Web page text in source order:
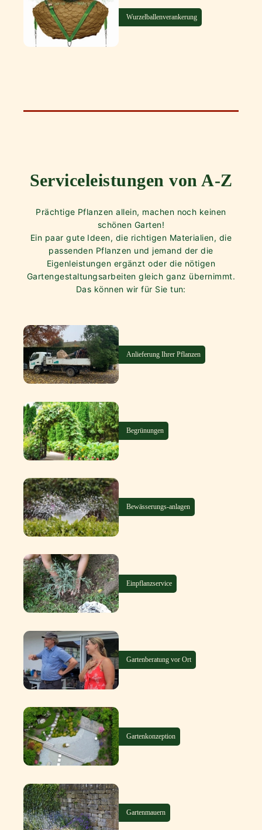
Wurzelballenverankerung
Serviceleistungen von A-Z
Prächtige Pflanzen allein, machen noch keinen
schönen Garten!
Ein paar gute Ideen, die richtigen Materialien, die
passenden Pflanzen und jemand der die
Eigenleistungen ergänzt oder die nötigen
Gartengestaltungsarbeiten gleich ganz übernimmt.
Das können wir für Sie tun:
Anlieferung Ihrer Pflanzen
Begrünungen
Bewässerungs-anlagen
Einpflanzservice
Gartenberatung vor Ort
Gartenkonzeption
Gartenmauern